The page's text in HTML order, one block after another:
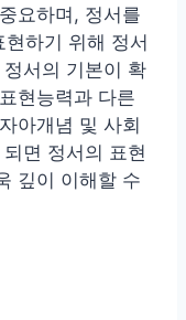
요하며, 정서를
하기 위해 정서
서의 기본이 확
현능력과 다른
아개념 및 사회
면 정서의 표현
깊이 이해할 수